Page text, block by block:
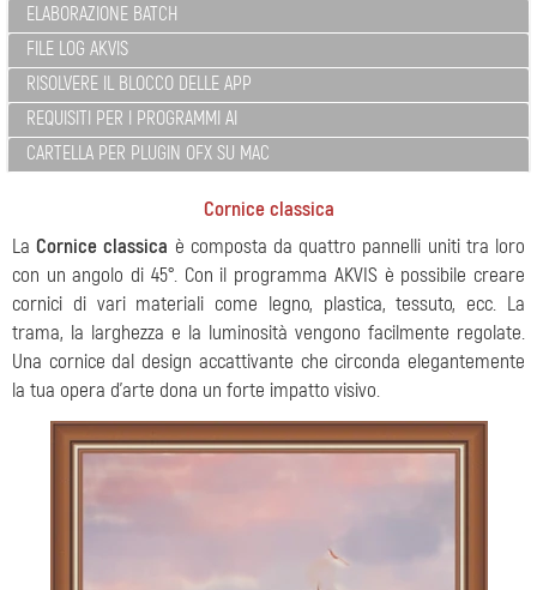
ELABORAZIONE BATCH
FILE LOG AKVIS
RISOLVERE IL BLOCCO DELLE APP
REQUISITI PER I PROGRAMMI AI
CARTELLA PER PLUGIN OFX SU MAC
Cornice classica
LaCornice classica è composta da quattro pannelli uniti tra loro
con un angolo di 45°. Con il programma AKVIS è possibile creare
cornici di vari materiali come legno, plastica, tessuto, ecc. La
trama, la larghezza e la luminosità vengono facilmente regolate.
Una cornice dal design accattivante che circonda elegantemente
la tua opera d'arte dona un forte impatto visivo.